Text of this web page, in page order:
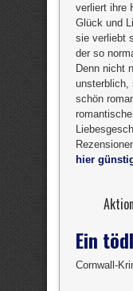
verliert ihre
Glück und
sie verliebt
der so
Denn nicht
unsterblich,
schön
hier
Ein
Cornwall-